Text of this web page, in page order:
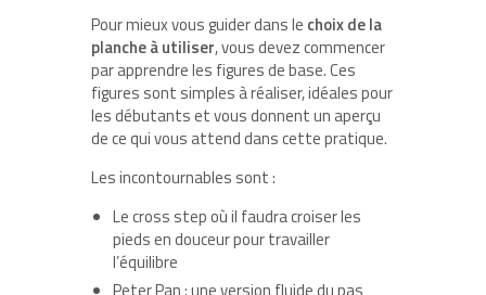
Pour mieux vous guider dans le choix de la
planche à utiliser, vous devez commencer
par apprendre les figures de base. Ces
figures sont simples à réaliser, idéales pour
les débutants et vous donnent un aperçu
de ce qui vous attend dans cette pratique.
Les incontournables sont :
Le cross step où il faudra croiser les
pieds en douceur pour travailler
l’équilibre
Peter Pan : une version fluide du pas